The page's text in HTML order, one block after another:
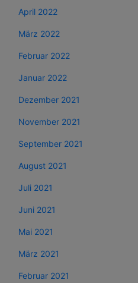
April 2022
März 2022
Februar 2022
Januar 2022
Dezember 2021
November 2021
September 2021
August 2021
Juli 2021
Juni 2021
Mai 2021
März 2021
Februar 2021